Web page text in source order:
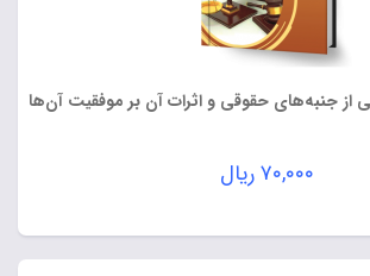
از جنبه‌های حقوقی و اثرات آن بر موفقیت آن‌ها
۷۰,۰۰۰ریال